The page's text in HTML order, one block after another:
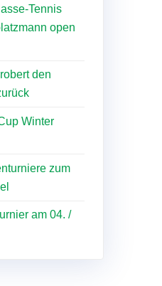
Tennis
open
den
Winter
zum
am 04. /